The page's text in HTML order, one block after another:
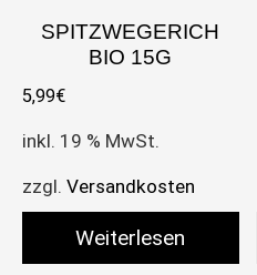
SPITZWEGERICH
BIO 15G
5,99€
inkl. 19 % MwSt.
zzgl. Versandkosten
Weiterlesen